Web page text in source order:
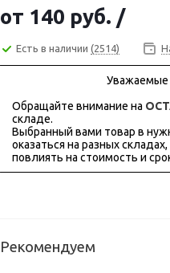
от 140 руб. /
Есть в наличии (2514)
Уважаемые
Обращайте внимание на
складе.
Выбранный вами товар в
оказаться на разных
повлиять на стоимость и
Рекомендуем